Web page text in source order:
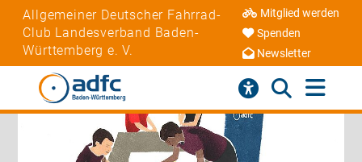
Allgemeiner Deutscher Fahrrad-
Club Landesverband Baden-
Württemberg e. V.
Mitglied werden
Spenden
Newsletter